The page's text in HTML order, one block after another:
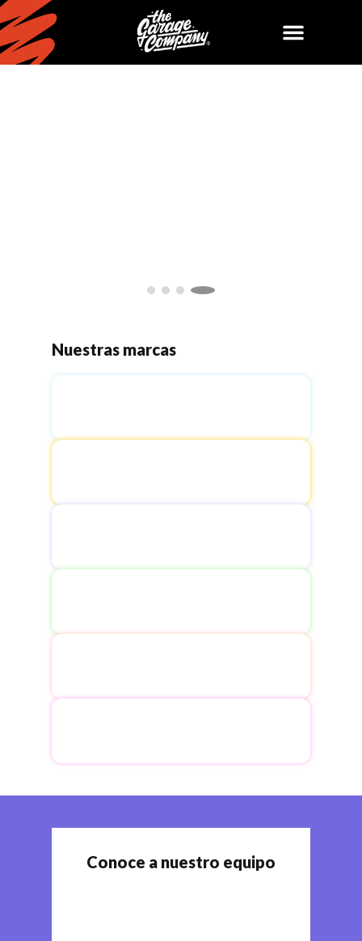
Nuestras marcas
Conoce a nuestro equipo